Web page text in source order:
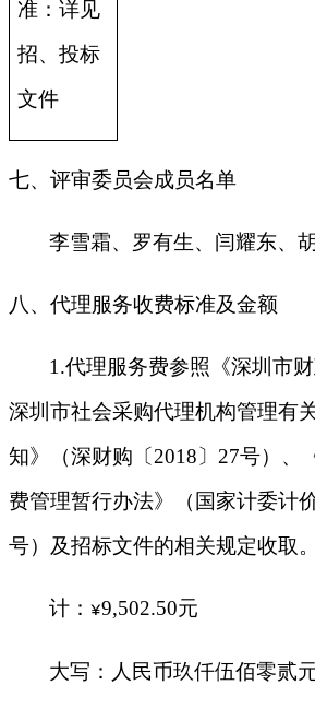
准：详见
招、投标
文件
七、评审委员会成员名单
李雪霜、罗有生、闫耀东、
八、代理服务收费标准及金额
1.代理服务费参照《深圳市
深圳市社会采购代理机构管理有
知》（深财购〔2018〕27号）、
费管理暂行办法》（国家计委计
号）及招标文件的相关规定收取。
计： ¥9,502.50元
大写：人民币玖仟伍佰零贰